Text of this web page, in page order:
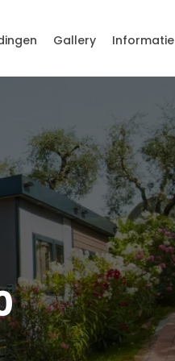
Gallery Informatie